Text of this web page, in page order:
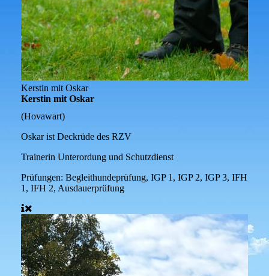
Kerstin mit Oskar
Kerstin mit Oskar
(Hovawart)
Oskar ist Deckrüde des RZV
Trainerin Unterordung und Schutzdienst
Prüfungen: Begleithundeprüfung, IGP 1, IGP 2, IGP 3, IFH
1, IFH 2, Ausdauerprüfung